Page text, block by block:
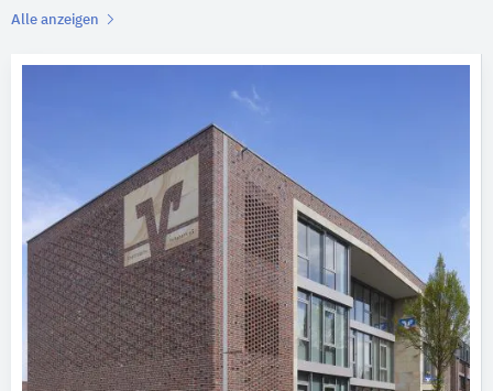
Alle anzeigen